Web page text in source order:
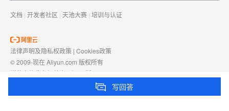
写回答
文档 | 开发者社区 | 天池大赛 | 培训与认证
法律声明及隐私权政策 | Cookies政策
© 2009-现在 Aliyun.com 版权所有
增值电信业务经营许可证： 浙B2-20080101
浙D3-20210002
浙公网安备 33010602009975号浙B2-20080101-4